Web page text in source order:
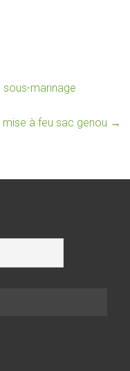
marinage
à feu sac genou →